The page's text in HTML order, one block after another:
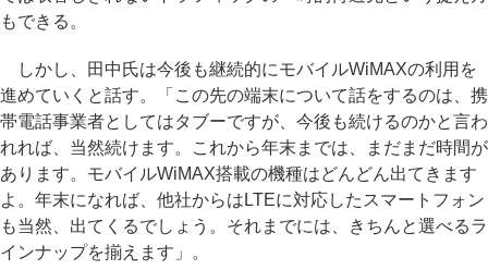
もできる。
しかし、田中氏は今後も継続的にモバイルWiMAXの利用を
進めていくと話す。「この先の端末について話をするのは、携
帯電話事業者としてはタブーですが、今後も続けるのかと言わ
れれば、当然続けます。これから年末までは、まだまだ時間が
あります。モバイルWiMAX搭載の機種はどんどん出てきます
よ。年末になれば、他社からはLTEに対応したスマートフォン
も当然、出てくるでしょう。それまでには、きちんと選べるラ
インナップを揃えます」。